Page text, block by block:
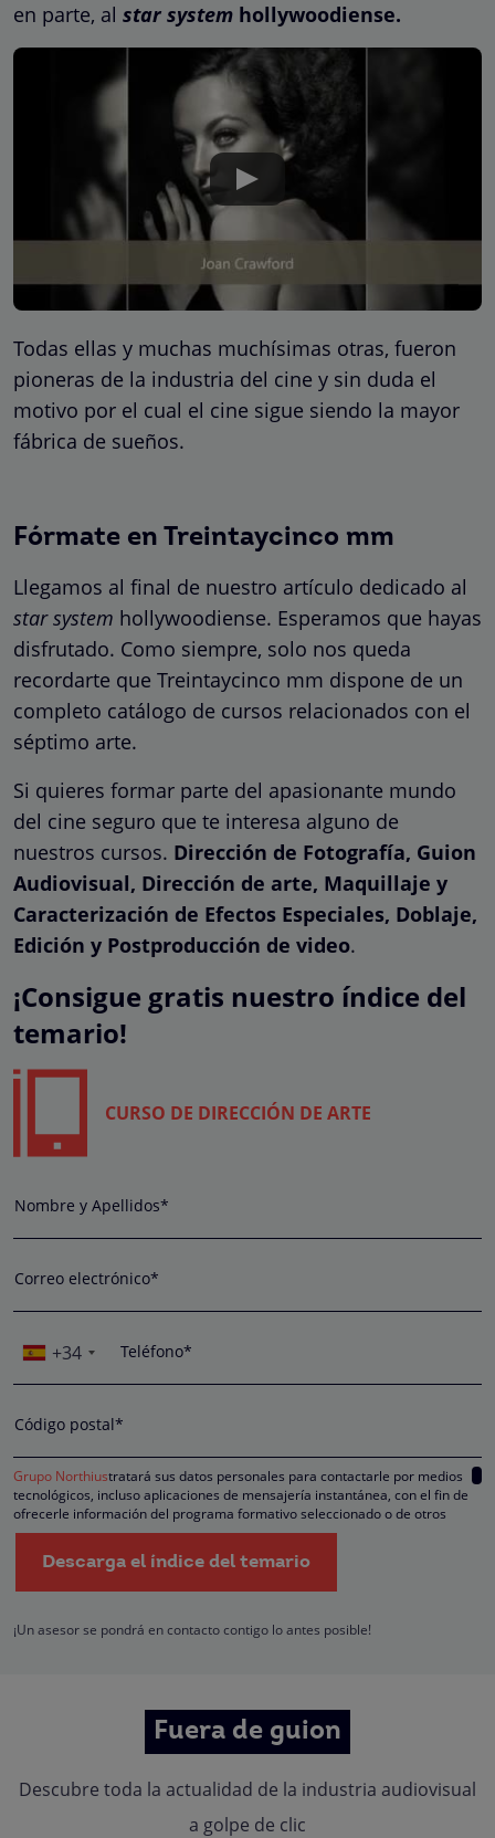
en parte, al star system hollywoodiense.
Todas ellas y muchas muchísimas otras, fueron
pioneras de la industria del cine y sin duda el
motivo por el cual el cine sigue siendo la mayor
fábrica de sueños.
Fórmate en Treintaycinco mm
Llegamos al final de nuestro artículo dedicado al
star system hollywoodiense. Esperamos que hayas
disfrutado. Como siempre, solo nos queda
recordarte que Treintaycinco mm dispone de un
completo catálogo de cursos relacionados con el
séptimo arte.
Si quieres formar parte del apasionante mundo
del cine seguro que te interesa alguno de
nuestros cursos. Dirección de Fotografía, Guion
Audiovisual, Dirección de arte, Maquillaje y
Caracterización de Efectos Especiales, Doblaje,
Edición y Postproducción de video.
¡Consigue gratis nuestro índice del
temario!
CURSO DE DIRECCIÓN DE ARTE
Nombre y Apellidos*
Correo electrónico*
+34 Teléfono*
Código postal*
Grupo Northiustratará sus datos personales para contactarle por medios
tecnológicos, incluso aplicaciones de mensajería instantánea, con el fin de
ofrecerle información del programa formativo seleccionado o de otros
directamente relacionados con el interés manifestado y, en su caso, para
tramitar la contratación correspondiente. Compartiremos su solicitud con las
empresas que conforman elGrupo Northius, con el objeto de que estas
hacerle llegar la mejor oferta de productos y servicios de acuerdo a su
oposición, limitación, tal y como se explica en laPolítica de Privacidad
Descarga el índice del temario
¡Un asesor se pondrá en contacto contigo lo antes posible!
Fuera de guion
Descubre toda la actualidad de la industria audiovisual
a golpe de clic